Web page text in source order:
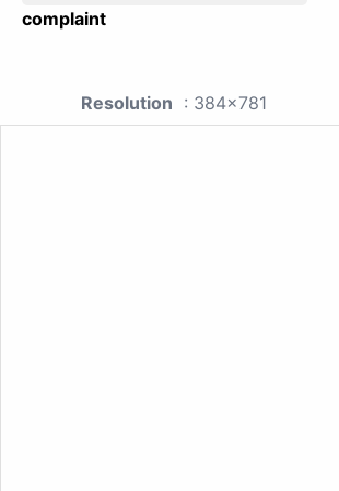
complaint
Resolution : 384x781